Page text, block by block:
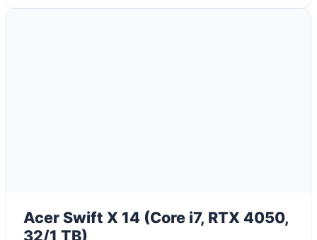
Acer Swift X 14 (Core i7, RTX 4050,
32/1 TB)